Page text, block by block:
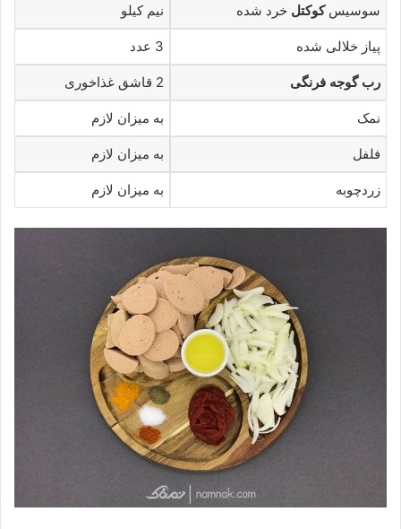
سوسیسکوکتل خرد شده نیم کیلو
پیاز خلالی شده 3 عدد
رب گوجه فرنگی 2 قاشق غذاخوری
نمک به میزان لازم
فلفل به میزان لازم
زردچوبه به میزان لازم